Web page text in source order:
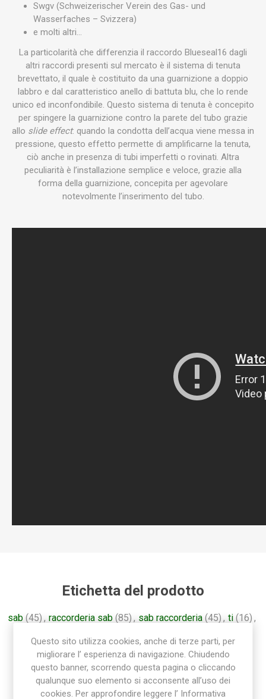
Swgv (Schweizerischer Verein des Gas- und
Wasserfaches – Svizzera)
e molti altri…
La particolarità che differenzia il raccordo Blueseal16 dagli
altri raccordi presenti sul mercato è il sistema di tenuta
brevettato, il quale è costituito da una guarnizione a doppio
labbro e dal caratteristico anello di battuta blu, che lo rende
unico ed inconfondibile. Questo sistema di tenuta è concepito
per spingere la guarnizione contro la parete del tubo grazie
allo slide effect: quando la condotta dell’acqua viene messa in
pressione, questo effetto permette di amplificarne la tenuta,
ciò anche in presenza di tubi imperfetti o rovinati. Altra
peculiarità è l’installazione semplice e veloce, grazie alla
forma della guarnizione, concepita per agevolare
notevolmente l’inserimento del tubo.
Etichetta del prodotto
sab (45) , raccorderia sab (85) , sab raccorderia (45) , ti (16) ,
Questo sito utilizza cookies, anche di terze parti, per
migliorare l’ esperienza di navigazione. Chiudendo
questo banner, scorrendo questa pagina o cliccando
qualunque suo elemento si acconsente all’uso dei
cookies. Per approfondire leggere l’ Informativa